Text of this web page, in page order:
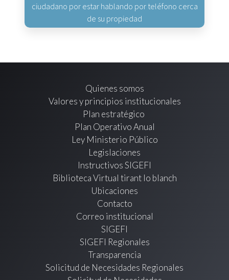
ciudadano por estar hablando por teléfono cerca
de su propiedad
Quienes somos
Valores y principios institucionales
Plan estratégico
Plan Operativo Anual
Ley Ministerio Público
Legislaciones
Instructivos SIGEFI
Biblioteca Virtual tirant lo blanch
Ubicaciones
Contacto
Correo institucional
SIGEFI
SIGEFI Regionales
Transparencia
Solicitud de Necesidades Regionales